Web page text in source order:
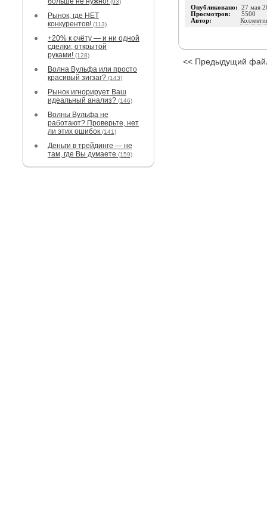
(93)
Рынок, где НЕТ
конкурентов! (113)
+20% к счёту — и ни одной
сделки, открытой
руками! (128)
Волна Вульфа или просто
красивый зигзаг? (143)
Рынок игнорирует Ваш
идеальный анализ? (146)
Волны Вульфа не
работают? Проверьте, нет
ли этих ошибок (141)
Деньги в трейдинге — не
там, где Вы думаете (159)
Опубликовано: 27 мая
Просмотров: 5500
Автор:
<< Предыдущий